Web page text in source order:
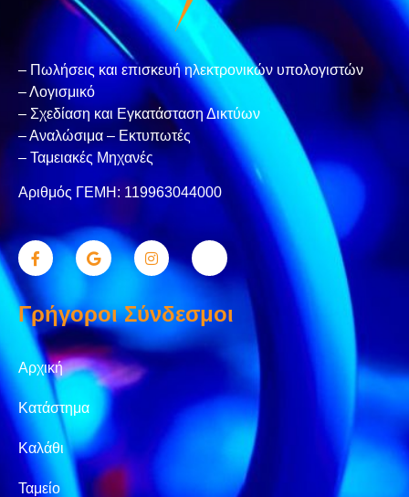
– Πωλήσεις και επισκευή ηλεκτρονικών υπολογιστών
– Λογισμικό
– Σχεδίαση και Εγκατάσταση Δικτύων
– Αναλώσιμα – Εκτυπωτές
– Ταμειακές Μηχανές
Αριθμός ΓΕΜΗ: 119963044000
Γρήγοροι Σύνδεσμοι
Αρχική
Κατάστημα
Καλάθι
Ταμείο